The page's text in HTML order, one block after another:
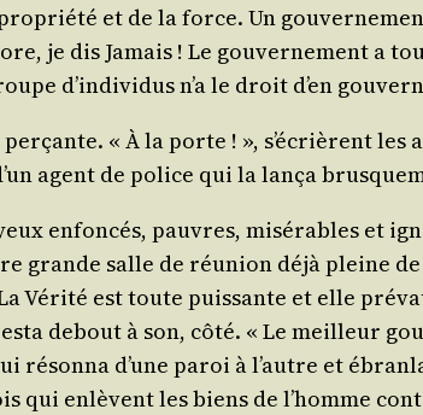
et de la force. Un
je dis Jamais ! Le gou­ver­ne­ment a
d’in­di­vi­dus n’a le droit d’en
per­çante. « À la porte ! », s’é­crièrent
agent de police qui la lan­ça
enfon­cés, pauvres, misé­rables et
grande salle de réunion déjà pleine
Véri­té est toute puis­sante et elle
debout à son, côté. « Le meilleur
réson­na d’une paroi à l’autre et
qui enlèvent les biens de l’homme